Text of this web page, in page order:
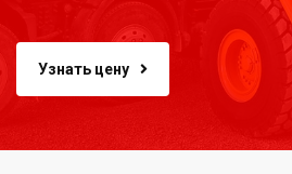
Узнать цену